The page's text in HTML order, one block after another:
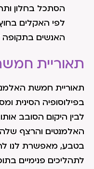
הסתכל בחלון
לפי האקלים
האנשים בתקופה
תאוריית
תאוריית חמשת
בפילוסופיה הסינית
לבין היקום הסובב
האלמנטים והרצף
בטבע, מאפשרת לנו
לתהליכים פנימיים